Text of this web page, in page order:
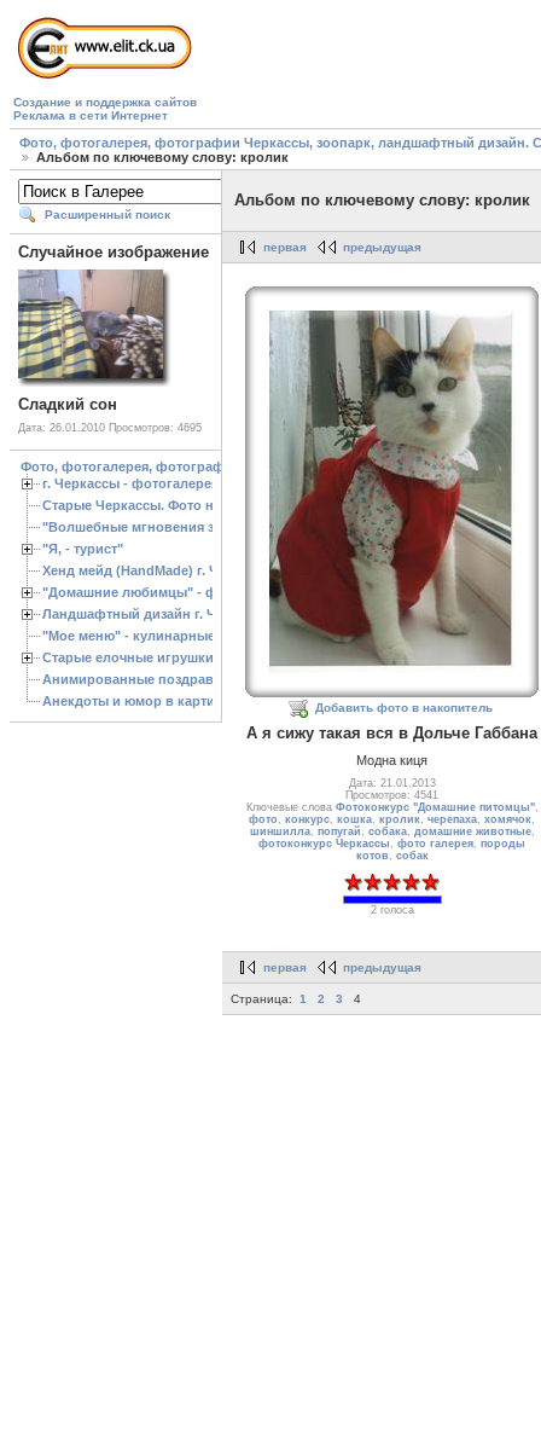
Создание и поддержка сайтов
Реклама в сети Интернет
Фото, фотогалерея, фотографии Черкассы, зоопарк, ландшафтный дизайн.
Альбом по ключевому слову: кролик
Расширенный поиск
Случайное изображение
Сладкий сон
Дата: 26.01.2010 Просмотров: 4695
Фото, фотогалерея, фотографии Черкассы, зоопарк, ландшафтный дизайн.
г. Черкассы - фотогалерея
Старые Черкассы. Фото начало ХХ ст.
"Волшебные мгновения зимы"
"Я, - турист"
Хенд мейд (HandMade) г. Черкассы, - изделия ручной работы
"Домашние любимцы" - фото
Ландшафтный дизайн г. Черкассы
"Мое меню" - кулинарные рецепты
Старые елочные игрушки
Анимированные поздравления с Новым 2013 годом
Анекдоты и юмор в картинках
Альбом по ключевому слову: кролик
первая предыдущая
Добавить фото в накопитель
А я сижу такая вся в Дольче Габбана
Модна киця
Дата: 21.01.2013
Просмотров: 4541
Ключевые слова Фотоконкурс "Домашние питомцы",
фото , конкурс, кошка, кролик, черепаха, хомячок,
шиншилла, попугай , собака, домашние животные,
фотоконкурс Черкассы , фото галерея, породы
котов , собак
2 голоса
первая предыдущая
Страница: 1 2 3 4